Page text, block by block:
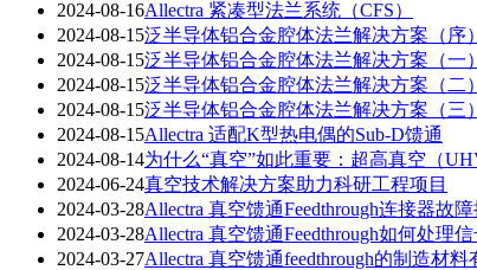
2024-08-16Allectra 紧凑型法兰系统（CFS）
2024-08-15泛半导体铝合金腔体法兰解决方案（序）
2024-08-15泛半导体铝合金腔体法兰解决方案（一
2024-08-15泛半导体铝合金腔体法兰解决方案（二
2024-08-15泛半导体铝合金腔体法兰解决方案（三
2024-08-15Allectra 适配K型热电偶的Sub-D馈通
2024-08-14为什么“真空”如此重要：超高真空（
2024-06-24真空技术解决方案助力科研工程项目
2024-03-28Allectra 真空馈通Feedthrough连接器故
2024-03-28Allectra 真空馈通Feedthrough如何处理
2024-03-27Allectra 真空馈通feedthrough的制造材料